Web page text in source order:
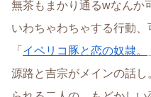
無茶もまかり通るwなんか
いわちゃわちゃする行動、
「 イベリコ豚と恋の奴隷。
源路と吉宗がメインの話し